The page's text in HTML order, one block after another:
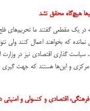
هیچ‌گاه محقق نشد
در یک مقطعی گفتند ما تحریم‌های
که بخواهند اعمال کنند ولی
گذاری اقتصادی نیز در وزارت
مرکزی و این‌ها هستند که جهت
فرهنگی، اقتصادی و کنسولی و امنیتی